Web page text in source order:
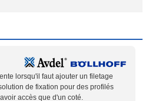
lorsqu'il faut ajouter un filetage
de fixation pour des profilés
accès que d'un coté.